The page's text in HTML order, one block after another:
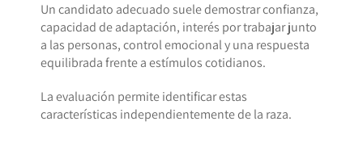
Un candidato adecuado suele demostrar confianza,
capacidad de adaptación, interés por trabajar junto
a las personas, control emocional y una respuesta
equilibrada frente a estímulos cotidianos.
La evaluación permite identificar estas
características independientemente de la raza.